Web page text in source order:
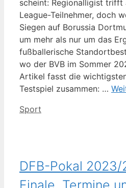
scheint: Regionalligist trifft
League-Teilnehmer, doch
Siegen auf Borussia
um mehr als nur um das
fußballerische
wo der BVB im Sommer
Artikel fasst die
Testspiel zusammen: …
Kategorien
Sport
DFB-Pokal 2023/
Finale, Termine